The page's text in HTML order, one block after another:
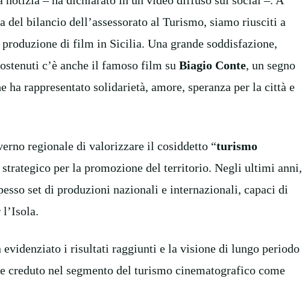
bilancio dell’assessorato al Turismo, siamo riusciti a
di film in Sicilia. Una grande soddisfazione,
c’è anche il famoso film su Biagio Conte, un segno
ha rappresentato solidarietà, amore, speranza per la città e
regionale di valorizzare il cosiddetto “turismo
strategico per la promozione del territorio. Negli ultimi anni,
set di produzioni nazionali e internazionali, capaci di
evidenziato i risultati raggiunti e la visione di lungo periodo
creduto nel segmento del turismo cinematografico come